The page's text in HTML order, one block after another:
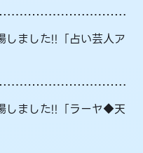
しました!!「占い芸人ア
しました!!「ラーヤ◆天